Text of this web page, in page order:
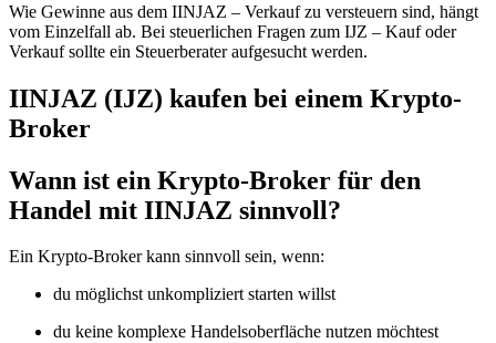
Wie Gewinne aus dem IINJAZ – Verkauf zu versteuern sind, hängt
vom Einzelfall ab. Bei steuerlichen Fragen zum IJZ – Kauf oder
Verkauf sollte ein Steuerberater aufgesucht werden.
IINJAZ (IJZ) kaufen bei einem Krypto-
Broker
Wann ist ein Krypto-Broker für den
Handel mit IINJAZ sinnvoll?
Ein Krypto-Broker kann sinnvoll sein, wenn:
du möglichst unkompliziert starten willst
du keine komplexe Handelsoberfläche nutzen möchtest